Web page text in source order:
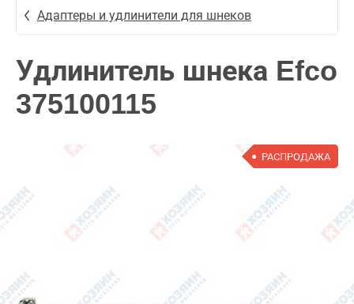
Адаптеры и удлинители для шнеков
Удлинитель шнека Efco
375100115
РАСПРОДАЖА